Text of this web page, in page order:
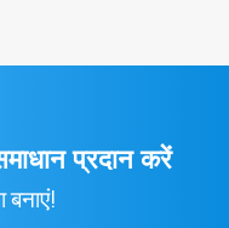
प्रदान करें